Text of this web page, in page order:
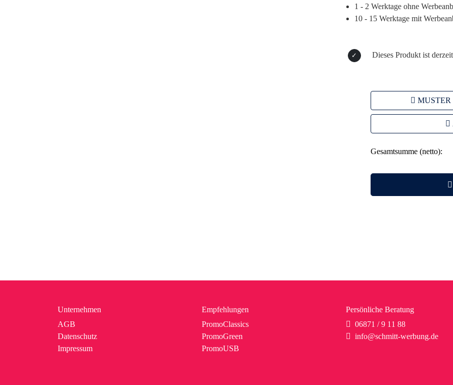
Warum dieses Produkt Ihre
– Individuelles Branding auf
– Ideal für Events und
1 - 2 Werktage ohne
10 - 15 Werktage mit
Dieses Produkt ist
MUSTER
Gesamtsumme (netto):
Unternehmen
AGB
Datenschutz
Impressum
Empfehlungen
PromoClassics
PromoGreen
PromoUSB
Persönliche Beratung
06871 / 9 11 88
info@schmitt-werbung.de